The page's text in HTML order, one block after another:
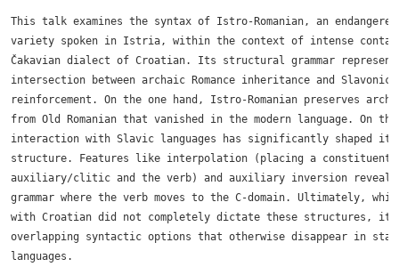
This talk examines the syntax of Istro-Romanian, an endangered
variety spoken in Istria, within the context of intense
Čakavian dialect of Croatian. Its structural grammar
intersection between archaic Romance inheritance and
reinforcement. On the one hand, Istro-Romanian preserves
from Old Romanian that vanished in the modern language. On
interaction with Slavic languages has significantly shaped its
structure. Features like interpolation (placing a constituent
auxiliary/clitic and the verb) and auxiliary inversion reveal
grammar where the verb moves to the C-domain. Ultimately,
with Croatian did not completely dictate these structures, it
overlapping syntactic options that otherwise disappear in
languages.